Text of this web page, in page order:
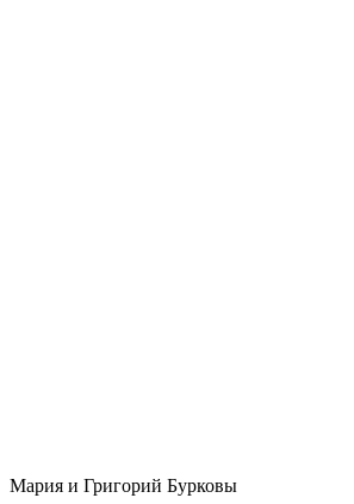
Мария и Григорий Бурковы